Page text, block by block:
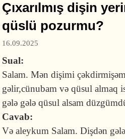
Çıxarılmış dişin
qüslü pozurmu?
16.09.2025
Sual:
Salam. Mən dişimi
gəlir,cünubam və qüsul almaq
gələ gələ qüsul alsam
Cavab:
Və aleykum Salam. Dişdən